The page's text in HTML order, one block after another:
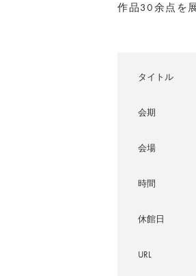
作品30余点を
タイトル
会期
会場
時間
休館日
URL